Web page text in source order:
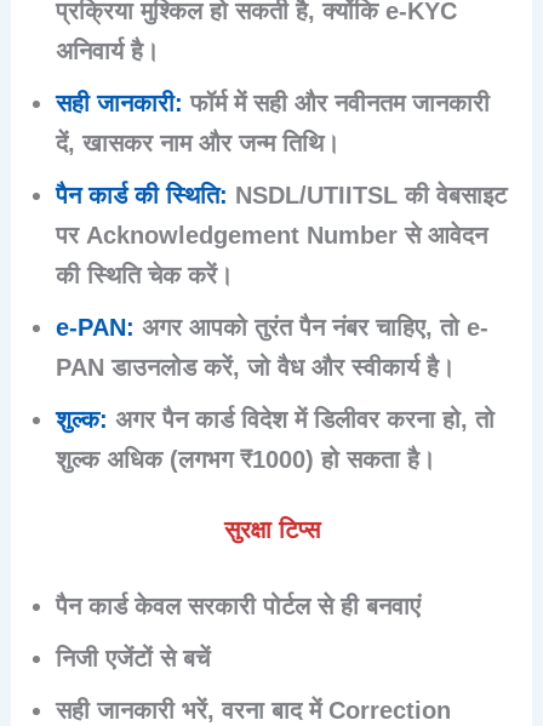
प्रक्रिया मुश्किल हो सकती है, क्योंकि e-KYC
अनिवार्य है।
सही जानकारी:फॉर्म में सही और नवीनतम जानकारी
दें, खासकर नाम और जन्म तिथि।
पैन कार्ड की स्थिति: NSDL/UTIITSL की वेबसाइट
पर Acknowledgement Number से आवेदन
की स्थिति चेक करें।
e-PAN: अगर आपको तुरंत पैन नंबर चाहिए, तो e-
PAN डाउनलोड करें, जो वैध और स्वीकार्य है।
शुल्क:अगर पैन कार्ड विदेश में डिलीवर करना हो, तो
शुल्क अधिक (लगभग ₹1000) हो सकता है।
सुरक्षा टिप्स
पैन कार्ड केवलसरकारी पोर्टल से ही बनवाएं
निजी एजेंटों से बचें
सही जानकारी भरें, वरना बाद में Correction